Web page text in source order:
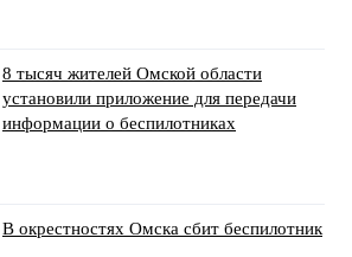
8 тысяч жителей Омской области
установили приложение для передачи
информации о беспилотниках
В окрестностях Омска сбит беспилотник